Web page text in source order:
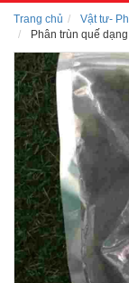
Trang chủ
Vật tư-
Phân trùn quế